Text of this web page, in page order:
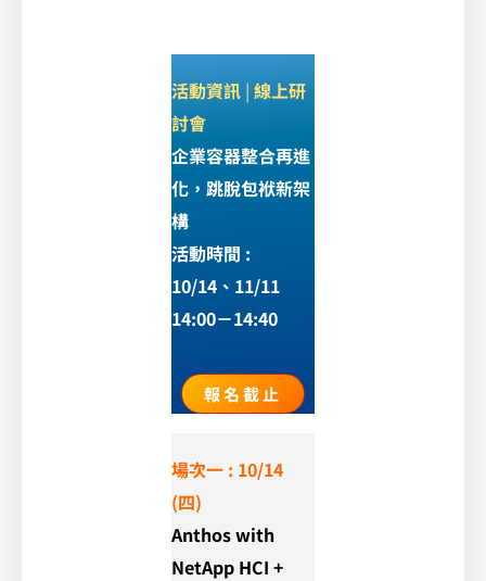
活動資訊 | 線上研
討會
企業容器整合再進
化，跳脫包袱新架
構
活動時間 :
10/14、11/11
14:00－14:40
報名截止
場次一 : 10/14
(四)
Anthos with
NetApp HCI +